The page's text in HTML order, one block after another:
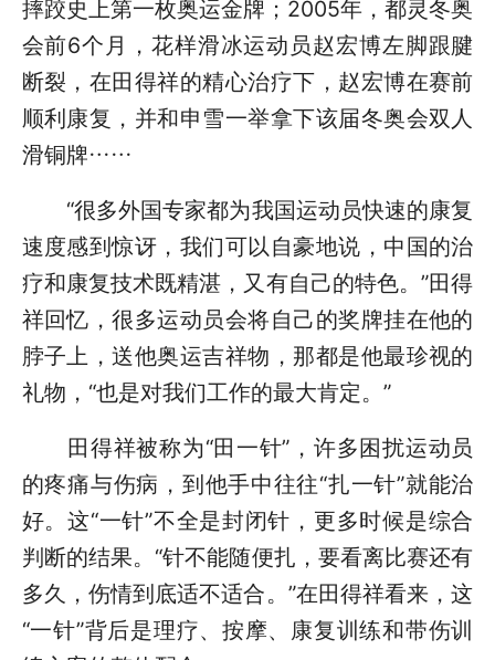
摔跤史上第一枚奥运金牌；2005年，都灵冬奥
会前6个月，花样滑冰运动员赵宏博左脚跟腱
断裂，在田得祥的精心治疗下，赵宏博在赛前
顺利康复，并和申雪一举拿下该届冬奥会双人
滑铜牌……
“很多外国专家都为我国运动员快速的康复
速度感到惊讶，我们可以自豪地说，中国的治
疗和康复技术既精湛，又有自己的特色。”田得
祥回忆，很多运动员会将自己的奖牌挂在他的
脖子上，送他奥运吉祥物，那都是他最珍视的
礼物，“也是对我们工作的最大肯定。”
田得祥被称为“田一针”，许多困扰运动员
的疼痛与伤病，到他手中往往“扎一针”就能治
好。这“一针”不全是封闭针，更多时候是综合
判断的结果。“针不能随便扎，要看离比赛还有
多久，伤情到底适不适合。”在田得祥看来，这
“一针”背后是理疗、按摩、康复训练和带伤训